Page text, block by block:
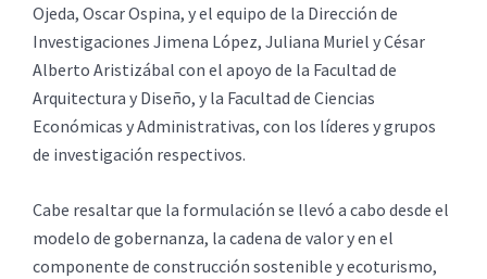
Ojeda, Oscar Ospina, y el equipo de la Dirección de
Investigaciones Jimena López, Juliana Muriel y César
Alberto Aristizábal con el apoyo de la Facultad de
Arquitectura y Diseño, y la Facultad de Ciencias
Económicas y Administrativas, con los líderes y grupos
de investigación respectivos.
Cabe resaltar que la formulación se llevó a cabo desde el
modelo de gobernanza, la cadena de valor y en el
componente de construcción sostenible y ecoturismo,